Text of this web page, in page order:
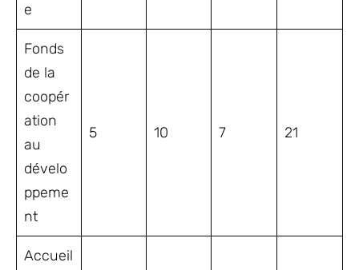
e
Fonds
de la
coopér
ation
au
dévelo
ppeme
nt
5 10 7 21
Accueil